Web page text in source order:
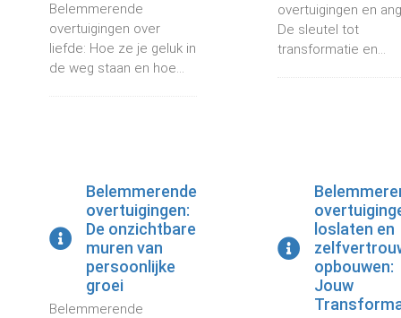
Belemmerende
overtuigingen over
liefde: Hoe ze je geluk in
de weg staan en hoe...
overtuigingen en
De sleutel tot
transformatie en...
Belemmerende
overtuigingen:
De onzichtbare
muren van
persoonlijke
groei
Belemmerende
loslaten en
opbouwen:
Jouw